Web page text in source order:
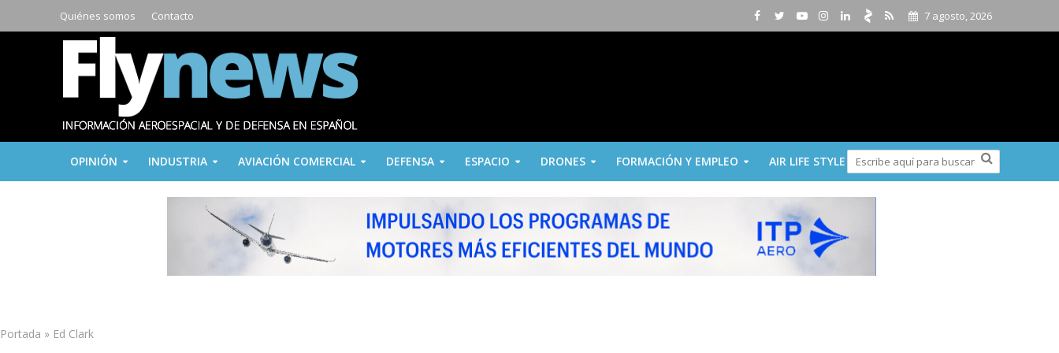
Quiénes somos Contacto 7 agosto, 2026
OPINIÓN INDUSTRIA AVIACIÓN COMERCIAL DEFENSA ESPACIO DRONES FORMACIÓN Y EMPLEO AIR LIFE STYLE
Portada » Ed Clark